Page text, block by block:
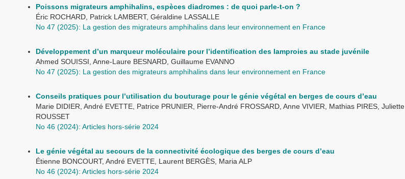
Poissons migrateurs amphihalins, espèces diadromes : de quoi parle-t-on ?
Éric ROCHARD, Patrick LAMBERT, Géraldine LASSALLE
No 47 (2025): La gestion des migrateurs amphihalins dans leur environnement en France
Développement d’un marqueur moléculaire pour l’identification des lamproies au stade juvénile
Ahmed SOUISSI, Anne-Laure BESNARD, Guillaume EVANNO
No 47 (2025): La gestion des migrateurs amphihalins dans leur environnement en France
Conseils pratiques pour l’utilisation du bouturage pour le génie végétal en berges de cours d’eau
Marie DIDIER, André EVETTE, Patrice PRUNIER, Pierre-André FROSSARD, Anne VIVIER, Mathias PIRES, Juliette
ROUSSET
No 46 (2024): Articles hors-série 2024
Le génie végétal au secours de la connectivité écologique des berges de cours d’eau
Étienne BONCOURT, André EVETTE, Laurent BERGÈS, Maria ALP
No 46 (2024): Articles hors-série 2024